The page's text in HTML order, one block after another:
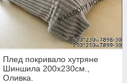
Плед покривало хутряне
Шиншила 200х230см.,
Оливка.